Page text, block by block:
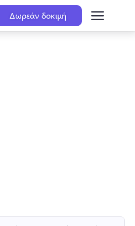
Δωρεάν δοκιμή